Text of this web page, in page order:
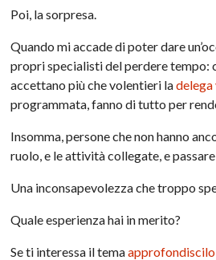
Poi, la sorpresa.
Quando mi accade di poter dare
propri specialisti del perdere tempo:
accettano più che volentieri ladelega
programmata, fanno di tutto per
Insomma, persone che non hanno
ruolo, e le attività collegate, e
Una inconsapevolezza che troppo
Quale esperienza hai in merito?
Se ti interessa il tema